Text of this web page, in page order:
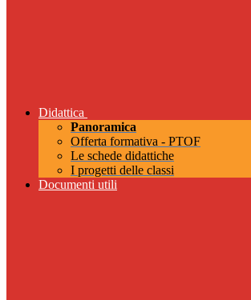
Didattica
Panoramica
Offerta formativa - PTOF
Le schede didattiche
I progetti delle classi
Documenti utili